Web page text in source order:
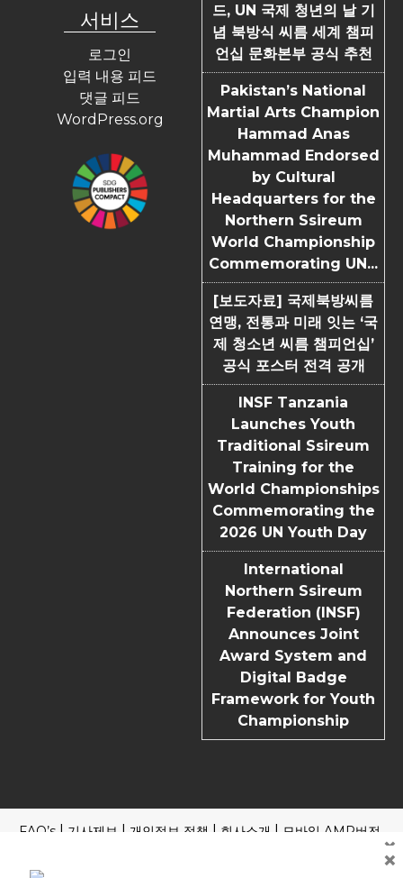
서비스
로그인
입력 내용 피드
댓글 피드
WordPress.org
드, UN 국제 청년의 날 기
념 북방식 씨름 세계 챔피
언십 문화본부 공식 추천
Pakistan’s National
Martial Arts Champion
Hammad Anas
Muhammad Endorsed
by Cultural
Headquarters for the
Northern Ssireum
World Championship
Commemorating UN...
[보도자료] 국제북방씨름
연맹, 전통과 미래 잇는 ‘국
제 청소년 씨름 챔피언십’
공식 포스터 전격 공개
INSF Tanzania
Launches Youth
Traditional Ssireum
Training for the
World Championships
Commemorating the
2026 UN Youth Day
International
Northern Ssireum
Federation (INSF)
Announces Joint
Award System and
Digital Badge
Framework for Youth
Championship
FAQ’s 기사제보 개인정보 정책 회사소개 모바일 AMP버전 ×
×